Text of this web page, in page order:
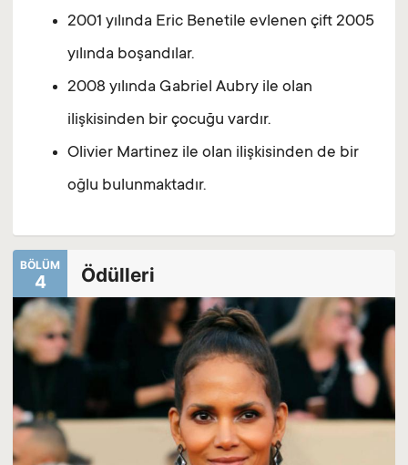
2001 yılında Eric Benetile evlenen çift 2005
yılında boşandılar.
2008 yılında Gabriel Aubry ile olan
ilişkisinden bir çocuğu vardır.
Olivier Martinez ile olan ilişkisinden de bir
oğlu bulunmaktadır.
BÖLÜM
4 Ödülleri